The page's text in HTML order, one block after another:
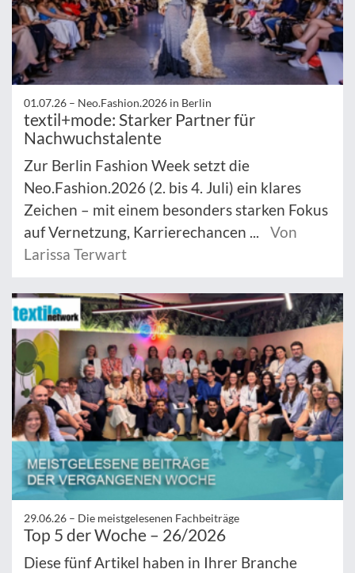
01.07.26 – Neo.Fashion.2026 in Berlin
textil+mode: Starker Partner für
Nachwuchstalente
Zur Berlin Fashion Week setzt die
Neo.Fashion.2026 (2. bis 4. Juli) ein klares
Zeichen – mit einem besonders starken Fokus
auf Vernetzung, Karrierechancen ...
Von
Larissa Terwart
29.06.26 – Die meistgelesenen Fachbeiträge
Top 5 der Woche – 26/2026
Diese fünf Artikel haben in Ihrer Branche